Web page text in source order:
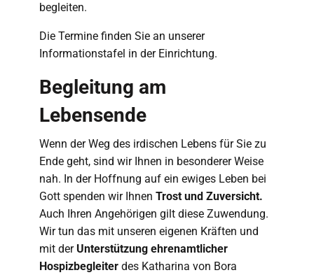
begleiten.
Die Termine finden Sie an unserer
Informationstafel in der Einrichtung.
Begleitung am
Lebensende
Wenn der Weg des irdischen Lebens für Sie zu
Ende geht, sind wir Ihnen in besonderer Weise
nah. In der Hoffnung auf ein ewiges Leben bei
Gott spenden wir Ihnen Trost und Zuversicht.
Auch Ihren Angehörigen gilt diese Zuwendung.
Wir tun das mit unseren eigenen Kräften und
mit der Unterstützung ehrenamtlicher
Hospizbegleiter des Katharina von Bora